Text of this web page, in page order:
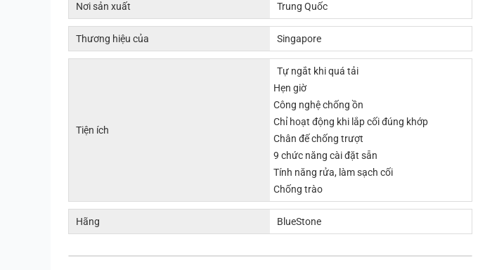
Nơi sản xuất Trung Quốc
Thương hiệu của Singapore
Tiện ích
Tự ngắt khi quá tải
Hẹn giờ
Công nghệ chống ồn
Chỉ hoạt động khi lắp cối đúng khớp
Chân đế chống trượt
9 chức năng cài đặt sẵn
Tính năng rửa, làm sạch cối
Chống trào
Hãng BlueStone